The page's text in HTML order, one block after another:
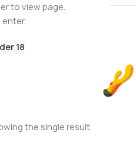
to view page.
18
the single result